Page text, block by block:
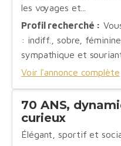
les voyages et...
Profil recherché :
: indiff., sobre,
sympathique et
Voir l'annonce complète
70 ANS,
curieux
Élégant, sportif et